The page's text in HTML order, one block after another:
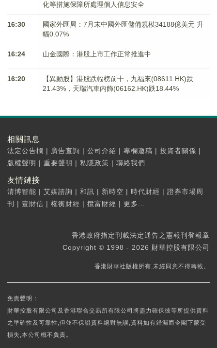
化等措施保障所處理個人信息安全
16:30
國家外匯局：7月末中國外匯儲備規模34188億美元 升
幅0.07%
16:24 山金國際：港股上市工作正常推進中
16:20
【異動股】港股跌幅榜前十，九福來(08611.HK)跌
21.43%，天瑞汽車内飾(06162.HK)跌18.44%
相關訊息
法定公告欄 | 廣告查詢 | 公司介紹 | 專欄邀稿 | 投資者關係 |
版權聲明 | 重要聲明 | 私隱政策 | 聯絡我們
友情鏈接
清博智能 | 艾媒諮詢 | 和訊 | 新時空 | 時代財經 | 證券市場周
刊
| 壹財信 | 權衡財經 | 攬富財經 | 更多...
香港政府指定刊載法定通告之憲報刊登報章
Copyright © 1998 - 2026 財華控股有限公司
香港財華社版權所有,未經同意不得轉載。
免責聲明：
財華控股有限公司及香港聯合交易所有限公司將盡力確保彼等所提供資料
之準確性及可靠性,但並不保證資料絕對無誤,資料如有錯漏而令閣下蒙受
損失,本公司概不負責。